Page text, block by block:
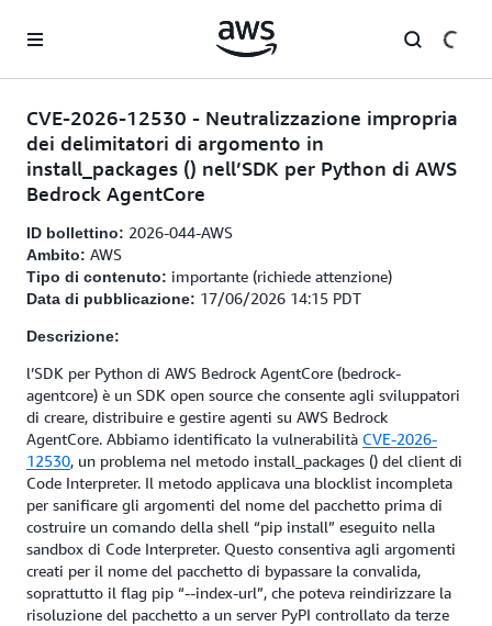
CVE-2026-12530 - Neutralizzazione impropria
dei delimitatori di argomento in
install_packages () nell’SDK per Python di AWS
Bedrock AgentCore
ID bollettino: 2026-044-AWS
Ambito: AWS
Tipo di contenuto: importante (richiede attenzione)
Data di pubblicazione: 17/06/2026 14:15 PDT
Descrizione:
l’SDK per Python di AWS Bedrock AgentCore (bedrock-
agentcore) è un SDK open source che consente agli sviluppatori
di creare, distribuire e gestire agenti su AWS Bedrock
AgentCore. Abbiamo identificato la vulnerabilità CVE-2026-
12530, un problema nel metodo install_packages () del client di
Code Interpreter. Il metodo applicava una blocklist incompleta
per sanificare gli argomenti del nome del pacchetto prima di
costruire un comando della shell “pip install” eseguito nella
sandbox di Code Interpreter. Questo consentiva agli argomenti
creati per il nome del pacchetto di bypassare la convalida,
soprattutto il flag pip “--index-url”, che poteva reindirizzare la
risoluzione del pacchetto a un server PyPI controllato da terze